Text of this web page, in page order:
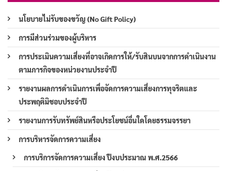
นโยบายไม่รับของขวัญ (No Gift Policy)
การมีส่วนร่วมของผู้บริหาร
การประเมินความเสี่ยงที่อาจเกิดการให้/รับสินบนจากการดำเนินงาน
ตามภารกิจของหน่วยงานประจำปี
รายงานผลการดำเนินการเพื่อจัดการความเสี่ยงการทุจริตและ
ประพฤติมิชอบประจำปี
รายงานการรับทรัพย์สินหรือประโยชน์อื่นใดโดยธรรมจรรยา
การบริหารจัดการความเสี่ยง
การบริการจัดการความเสี่ยง ปีงบประมาณ พ.ศ.2566